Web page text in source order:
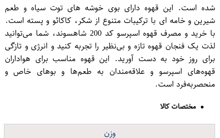
شده است. این قهوه دارای بوی خوشه های توت سیاه و طعم
شیرین و خامه ای با ترکیبات متنوع از شکر، کاکائو و پسته است.
با خرید و مصرف قهوه اسپرسو کد 200 شاهسوند، شما می‌توانید
لذت یک فنجان قهوه تازه و بی‌نظیر را تجربه کنید و انرژی و تازگی
برای روز خود به دست آورید. این قهوه مناسب برای هواداران
قهوه‌های اسپرسو و علاقه‌مندان به طعم‌ها و بوهای خاص و
منحصربه‌فرد است.
مختصات کالا
وزن